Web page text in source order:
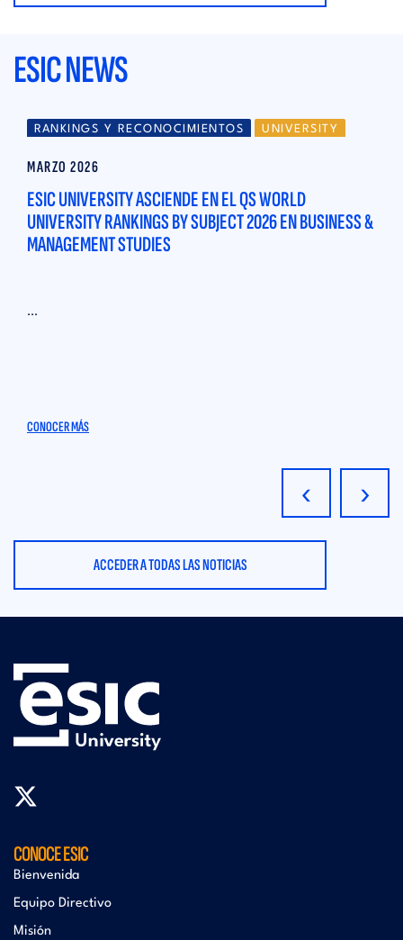
ESIC NEWS
RANKINGS Y RECONOCIMIENTOS UNIVERSITY
MARZO 2026
ESIC UNIVERSITY ASCIENDE EN EL QS WORLD
UNIVERSITY RANKINGS BY SUBJECT 2026 EN BUSINESS &
MANAGEMENT STUDIES
...
CONOCER MÁS
‹ ›
ACCEDER A TODAS LAS NOTICIAS
CONOCE ESIC
Bienvenida
Equipo Directivo
Misión